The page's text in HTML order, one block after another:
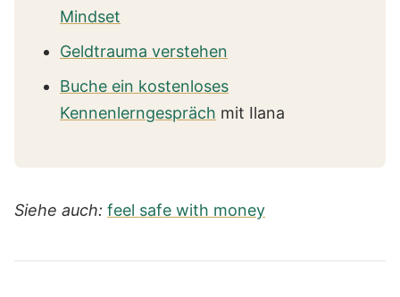
Mindset
Geldtrauma verstehen
Buche ein kostenloses
Kennenlerngespräch mit Ilana
Siehe auch: feel safe with money